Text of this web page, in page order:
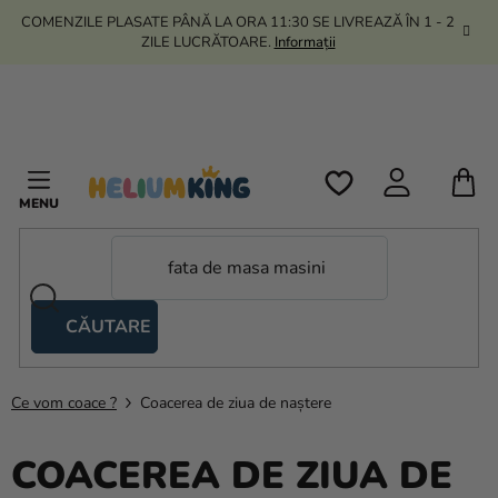
TreciCOMENZILE PLASATE PÂNĂ LA ORA 11:30 SE LIVREAZĂ ÎN 1 - 2
ZILE LUCRĂTOARE. Informații
CĂUTARE
tip
foarfecă
Heliu si
Ce vom coace ? Coacerea de ziua de naștere
COACEREA DE ZIUA DE